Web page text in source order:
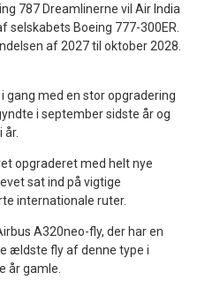
787 Dreamlinerne vil Air India
selskabets Boeing 777-300ER.
af 2027 til oktober 2028.
gang med en stor opgradering
i september sidste år og
opgraderet med helt nye
sat ind på vigtige
internationale ruter.
A320neo-fly, der har en
ældste fly af denne type i
år gamle.